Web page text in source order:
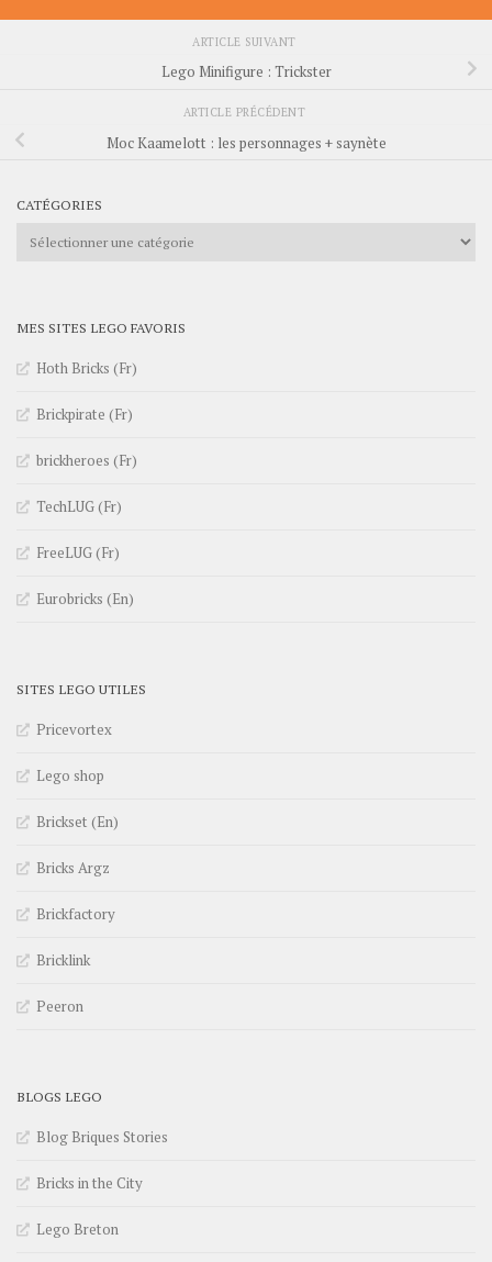
ARTICLE SUIVANT
Lego Minifigure : Trickster
ARTICLE PRÉCÉDENT
Moc Kaamelott : les personnages + saynète
CATÉGORIES
Catégories
MES SITES LEGO FAVORIS
Hoth Bricks (Fr)
Brickpirate (Fr)
brickheroes (Fr)
TechLUG (Fr)
FreeLUG (Fr)
Eurobricks (En)
SITES LEGO UTILES
Pricevortex
Lego shop
Brickset (En)
Bricks Argz
Brickfactory
Bricklink
Peeron
BLOGS LEGO
Blog Briques Stories
Bricks in the City
Lego Breton